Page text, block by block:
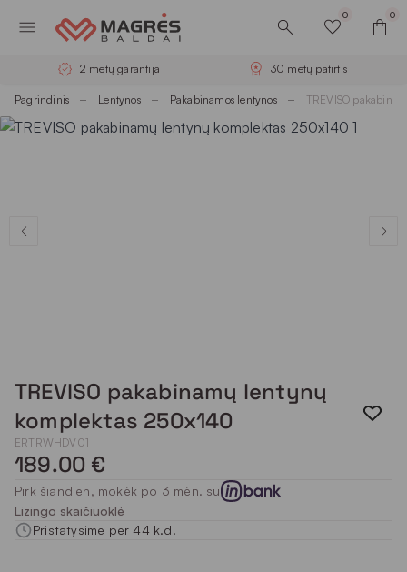
0 0
2 metų garantija 30 metų patirtis
Pagrindinis Lentynos Pakabinamos lentynos TREVISO
TREVISO pakabinamų lentynų
komplektas 250x140
ERTRWHDV01
189.00 €
Pirk šiandien, mokėk po 3 mėn. su
Lizingo skaičiuoklė
Pristatysime per 44 k.d.